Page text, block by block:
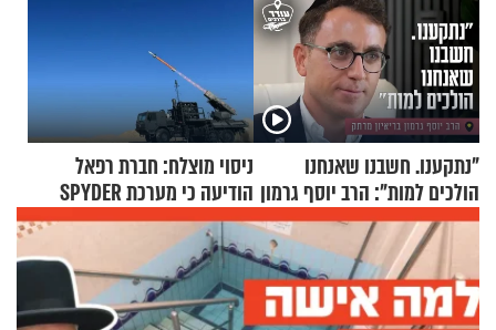
"נתקענו. חשבנו שאנחנו
הולכים למות": הרב יוסף גרמון
בריאיון מרתק
ניסוי מוצלח: חברת רפאל
הודיעה כי מערכת SPYDER
הצליחה ליירט כטב"ם